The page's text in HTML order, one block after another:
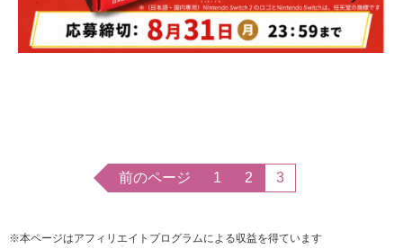
前のページ 1 2 3
※本ページはアフィリエイトプログラムによる収益を得ています